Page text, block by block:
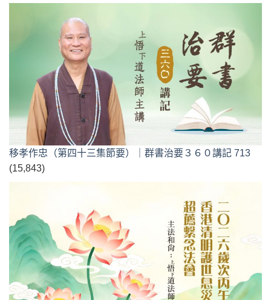
移孝作忠（第四十三集節要）｜群書治要３６０講記 713
(15,843)